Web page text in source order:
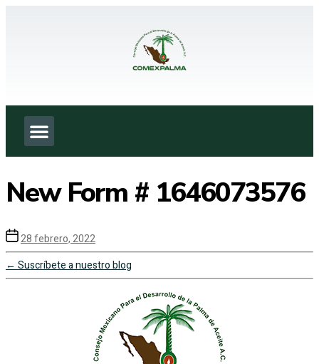
New Form # 1646073576
28 febrero, 2022
← Suscríbete a nuestro blog